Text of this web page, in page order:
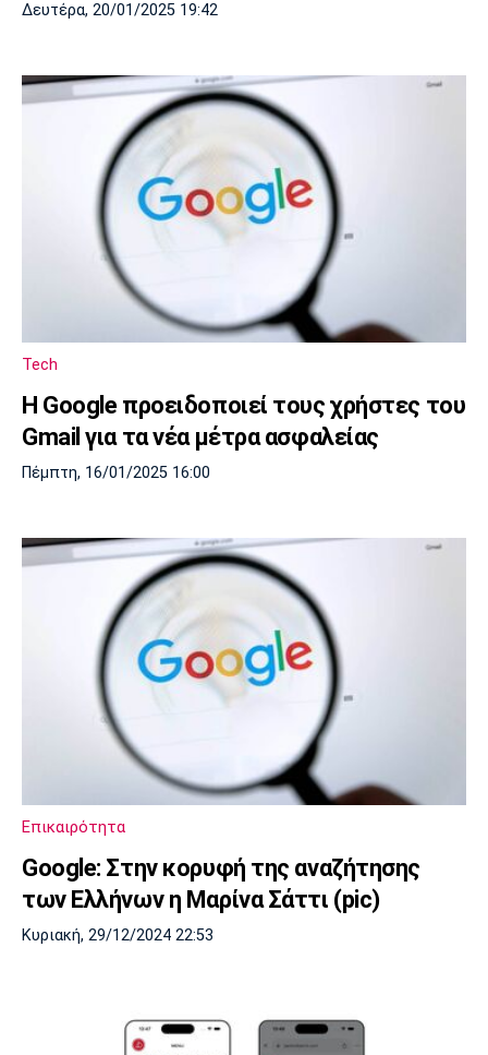
Δευτέρα, 20/01/2025 19:42
Tech
Η Google προειδοποιεί τους χρήστες του
Gmail για τα νέα μέτρα ασφαλείας
Πέμπτη, 16/01/2025 16:00
Επικαιρότητα
Google: Στην κορυφή της αναζήτησης
των Ελλήνων η Μαρίνα Σάττι (pic)
Κυριακή, 29/12/2024 22:53